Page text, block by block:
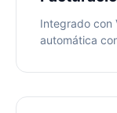
Integrado con
automática